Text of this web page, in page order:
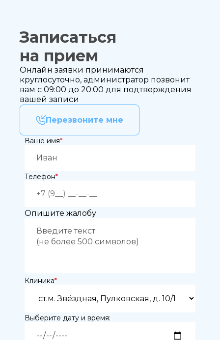
Записаться
на прием
Онлайн заявки принимаются
круглосуточно, администратор позвонит
вам с 09:00 до 20:00 для подтверждения
вашей записи
Перезвоните мне
Ваше имя*
Телефон*
Опишите жалобу
Клиника*
Выберите дату и время: